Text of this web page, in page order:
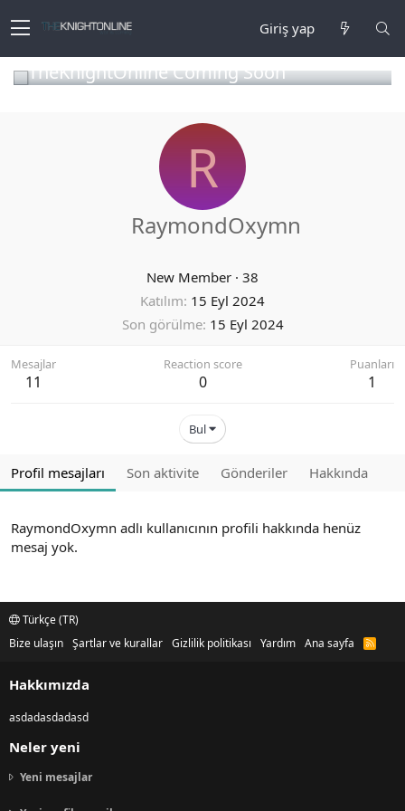
Giriş yap
TheKnightOnline Coming Soon
R
RaymondOxymn
New Member · 38
Katılım 15 Eyl 2024
Son görülme 15 Eyl 2024
Mesajlar
11
Reaction score
0
Puanları
1
Bul
Profil mesajları Son aktivite Gönderiler Hakkında
RaymondOxymn adlı kullanıcının profili hakkında henüz
mesaj yok.
Türkçe (TR)
Bize ulaşın Şartlar ve kurallar Gizlilik politikası Yardım Ana sayfa
R
Hakkımızda
asdadasdadasd
Neler yeni
Yeni mesajlar